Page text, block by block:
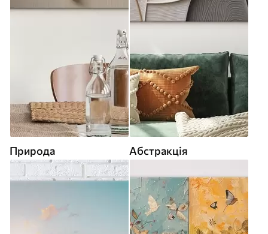
Природа Абстракція